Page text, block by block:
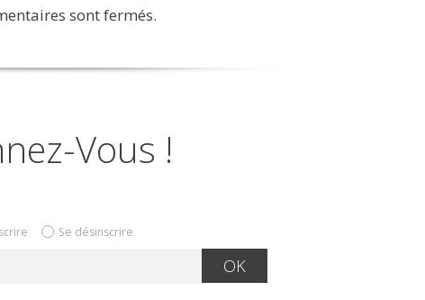
sont fermés.
Vous !
Se désinscrire